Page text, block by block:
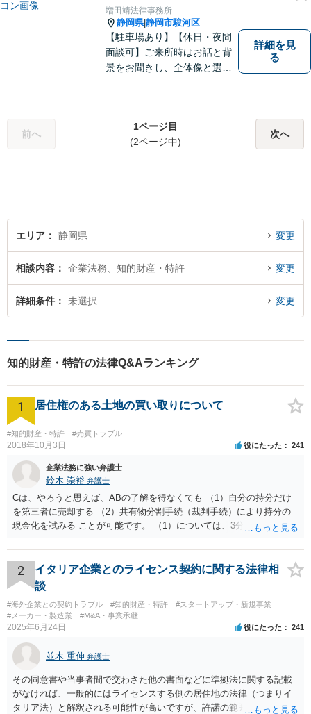
増田靖法律事務所
静岡県|静岡市駿河区
【駐車場あり】【休日・夜間
面談可】ご来所時はお話と背
景をお聞きし、全体像と選択
ください。
詳細を見
る
前へ
1ページ目
(2ページ中)
次へ
エリア 静岡県 変更
相談内容 企業法務、知的財産・特許 変更
詳細条件 未選択 変更
知的財産・特許の法律Q&Aランキング
1 居住権のある土地の買い取りについて
#知的財産・特許 #売買トラブル
2018年10月3日 役にたった 241
企業法務に強い弁護士
鈴木 崇裕 弁護士
Cは、やろうと思えば、ABの了解を得なくても （1）自分の持分だけ
を第三者に売却する （2）共有物分割手続（裁判手続）により持分の
現金化を試みる ことが可能です。 （1）については、3分の1の持分だ
ですし、買取価格は非常に安くなりますが、近年は「持分だけでも買
い取ります」という業者が出てきています。 （2）については、裁判
手続を粛々と進めることにより、土地を切り分けて取得したり、全体
を競売にかけたりすることができるようになります。こちらも経費が
多くかかり、最終的な手残りの金額は多くありませんし、手間がかか
ります。Cが外国にいるのならなおさらです。 Cが上記（1）（2）を
（2）の方法よりも手残りが多くなるような金額であれば、ABに買い
取りをしてもらうほうが「合理的」ということになります。 他の先生
方が回答しているように、相続税路線価や固定資産税評価額から計算
した時価を3分して、使用借権の10％を控除した金額というのが公平中
立な金額の算定方法の一つであることに間違いはありません。 しか
2
イタリア企業とのライセンス契約に関する法律相
談
#海外企業との契約トラブル #知的財産・特許
#スタートアップ・新規事業
#メーカー・製造業
#M&A・事業承継
2025年6月24日 役にたった 241
並木 重伸 弁護士
その同意書や当事者間で交わさた他の書面などに準拠法に関する記載
がなければ、一般的にはライセンスする側の居住地の法律（つまりイ
タリア法）と解釈される可能性が高いですが、許諾の範囲が日本国内